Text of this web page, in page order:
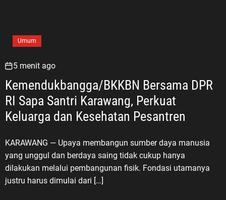
Umum
5 menit ago
Kemendukbangga/BKKBN Bersama DPR
RI Sapa Santri Karawang, Perkuat
Keluarga dan Kesehatan Pesantren
KARAWANG — Upaya membangun sumber daya manusia
yang unggul dan berdaya saing tidak cukup hanya
dilakukan melalui pembangunan fisik. Fondasi utamanya
justru harus dimulai dari […]